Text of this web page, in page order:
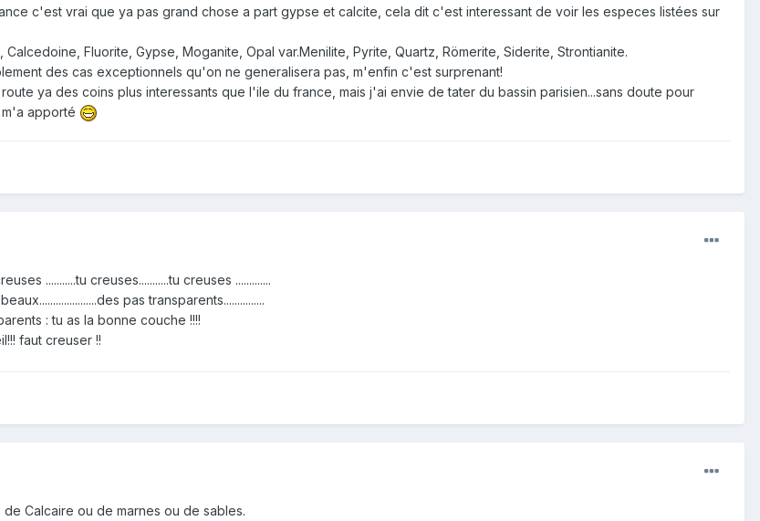
c'est vrai que ya pas grand chose a part gypse et calcite, cela dit c'est interessant de voir les especes listées sur
Fluorite, Gypse, Moganite, Opal var.Menilite, Pyrite, Quartz, Römerite, Siderite, Strontianite.
des cas exceptionnels qu'on ne generalisera pas, m'enfin c'est surprenant!
ya des coins plus interessants que l'ile du france, mais j'ai envie de tater du bassin parisien...sans doute pour
apporté
...........tu creuses...........tu creuses .............
pas transparents...............
: tu as la bonne couche !!!!
faut creuser !!
Calcaire ou de marnes ou de sables.